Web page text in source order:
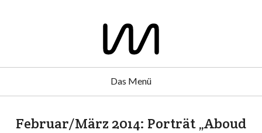
Das Menü
Februar/März 2014: Porträt „Aboud